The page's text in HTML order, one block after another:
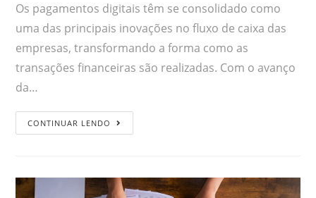
Os pagamentos digitais têm se consolidado como
uma das principais inovações no fluxo de caixa das
empresas, transformando a forma como as
transações financeiras são realizadas. Com o avanço
da…
CONTINUAR LENDO